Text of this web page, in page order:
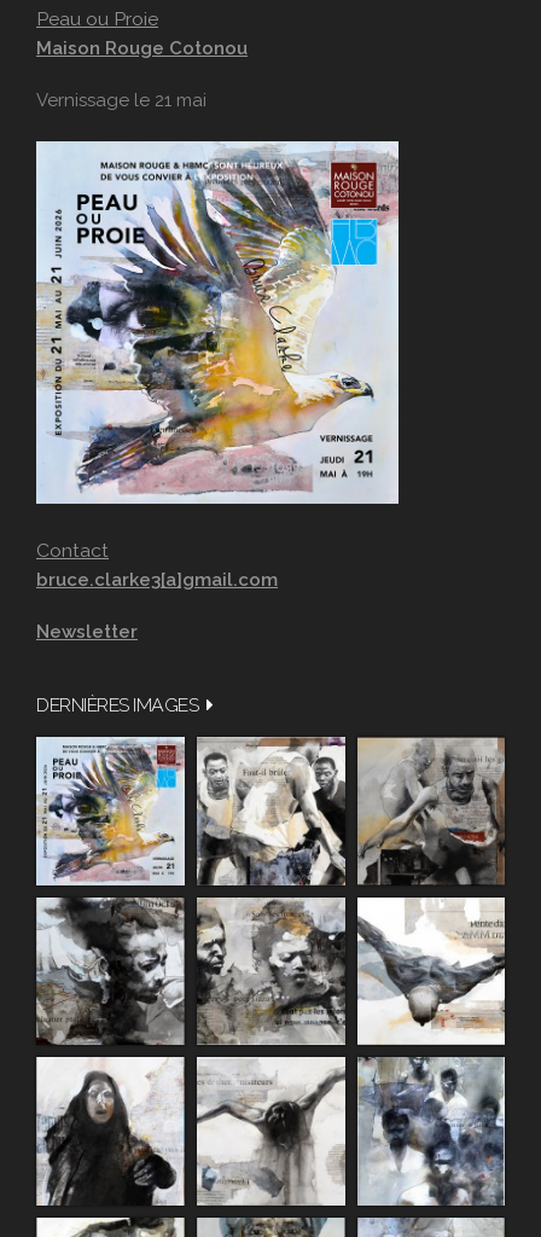
Peau ou Proie
Maison Rouge Cotonou
Vernissage le 21 mai
Contact
bruce.clarke3[a]gmail.com
Newsletter
DERNIÈRES IMAGES